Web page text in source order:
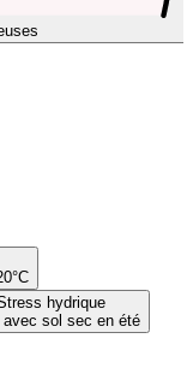
hydrique
avec sol sec en été